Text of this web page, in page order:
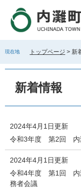
で
ば
現在地 トップページ > 新
新着情報
2024年4月1日更新
令和3年度 第2回 内
2024年4月1日更新
令和4年度 第1回 内
務者会議